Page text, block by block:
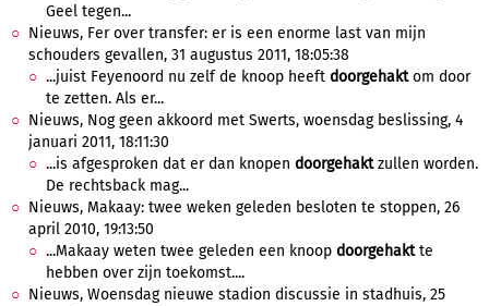
Geel tegen...
Nieuws, Fer over transfer: er is een enorme last van mijn
schouders gevallen, 31 augustus 2011, 18:05:38
...juist Feyenoord nu zelf de knoop heeft doorgehaktom door
te zetten. Als er...
Nieuws, Nog geen akkoord met Swerts, woensdag beslissing, 4
januari 2011, 18:11:30
...is afgesproken dat er dan knopen doorgehaktzullen worden.
De rechtsback mag...
Nieuws, Makaay: twee weken geleden besloten te stoppen, 26
april 2010, 19:13:50
...Makaay weten twee geleden een knoop doorgehaktte
hebben over zijn toekomst....
Nieuws, Woensdag nieuwe stadion discussie in stadhuis, 25